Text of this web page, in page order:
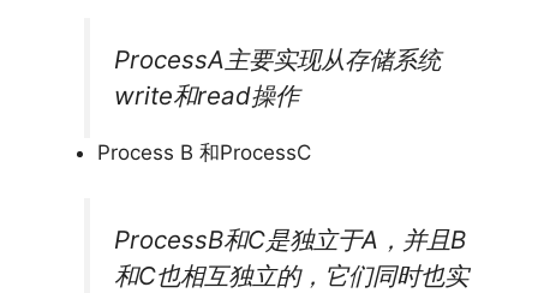
ProcessA主要实现从存储系统
write和read操作
Process B 和ProcessC
ProcessB和C是独立于A，并且B
和C也相互独立的，它们同时也实